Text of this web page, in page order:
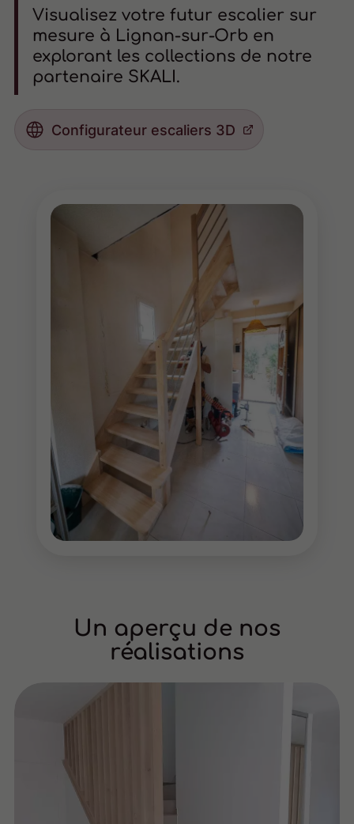
Visualisez votre futur escalier sur
mesure à Lignan-sur-Orb en
explorant les collections de notre
partenaire SKALI.
Configurateur escaliers 3D
Un aperçu de nos
réalisations